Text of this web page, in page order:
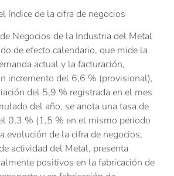
índice de la cifra de negocios
Negocios de la Industria del Metal
de efecto calendario, que mide la
actual y la facturación,
incremento del 6,6 % (provisional),
del 5,9 % registrada en el mes
del año, se anota una tasa de
0,3 % (1,5 % en el mismo periodo
evolución de la cifra de negocios,
actividad del Metal, presenta
positivos en la fabricación de